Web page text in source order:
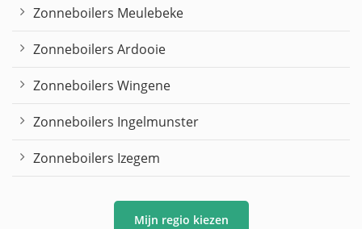
Zonneboilers Meulebeke
Zonneboilers Ardooie
Zonneboilers Wingene
Zonneboilers Ingelmunster
Zonneboilers Izegem
Mijn regio kiezen